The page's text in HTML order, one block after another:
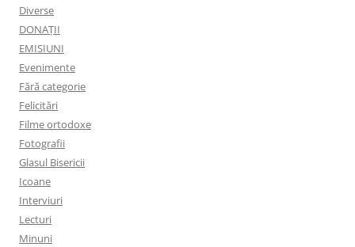
Diverse
DONAȚII
EMISIUNI
Evenimente
Fără categorie
Felicitări
Filme ortodoxe
Fotografii
Glasul Bisericii
Icoane
Interviuri
Lecturi
Minuni